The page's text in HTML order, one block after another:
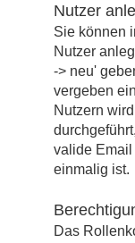
Nutzer
Sie können
Nutzer
-> neu'
vergeben
Nutzern
valide Email
einmalig ist.
Das